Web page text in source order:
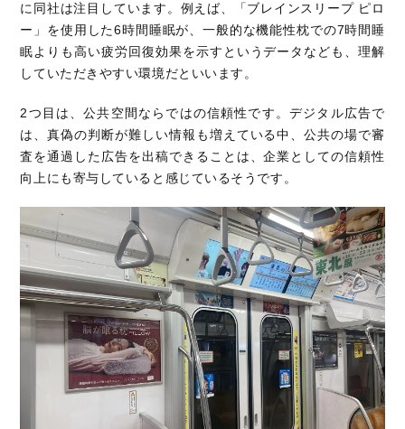
に同社は注目しています。例えば、「ブレインスリープ ピロ
ー」を使用した6時間睡眠が、一般的な機能性枕での7時間睡
眠よりも高い疲労回復効果を示すというデータなども、理解
していただきやすい環境だといいます。
2つ目は、公共空間ならではの信頼性です。デジタル広告で
は、真偽の判断が難しい情報も増えている中、公共の場で審
査を通過した広告を出稿できることは、企業としての信頼性
向上にも寄与していると感じているそうです。